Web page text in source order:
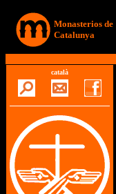
Monasterios de
Catalunya
català